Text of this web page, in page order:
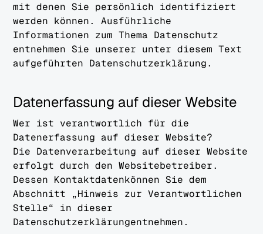
mit denen Sie persönlich identifiziert
werden können. Ausführliche
Informationen zum Thema Datenschutz
entnehmen Sie unserer unter diesem Text
aufgeführten Datenschutzerklärung.
Datenerfassung auf dieser Website
Wer ist verantwortlich für die
Datenerfassung auf dieser Website?
Die Datenverarbeitung auf dieser Website
erfolgt durch den Websitebetreiber.
Dessen Kontaktdatenkönnen Sie dem
Abschnitt „Hinweis zur Verantwortlichen
Stelle“ in dieser
Datenschutzerklärungentnehmen.